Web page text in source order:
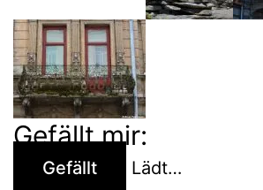
Gefällt mir:
Gefällt Lädt…